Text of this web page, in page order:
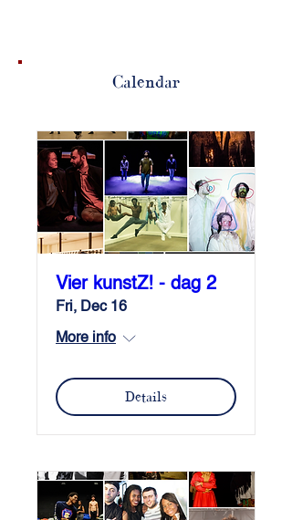
Vier kunstZ! - dag 2
Fri, Dec 16
More info
Details
Calendar